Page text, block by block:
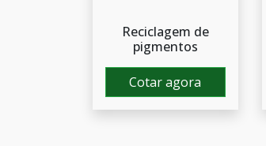
Reciclagem de
pigmentos
Cotar agora